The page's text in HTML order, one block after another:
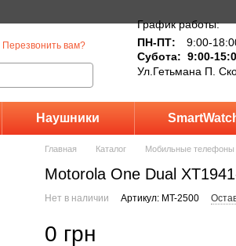
Перезвонить вам?
График работы:
ПН-ПТ:
9:00-
Субота: 9:00-
Ул.Гетьмана П.
Наушники
Главная Каталог Мобильные телефоны
Motorola One Dual
Нет в наличии Артикул: MT-2500
0 грн